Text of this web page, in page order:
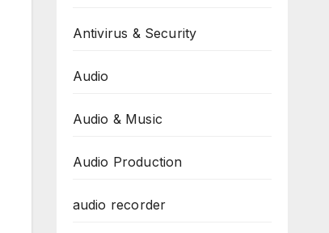
Antivirus & Security
Audio
Audio & Music
Audio Production
audio recorder